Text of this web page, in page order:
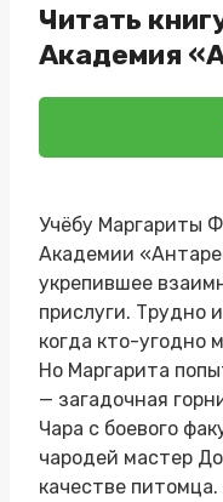
Читать
Академия
Учёбу Маргариты
Академии
укрепившее
прислуги. Трудно
когда кто-угодно
Но Маргарита
— загадочная
Чара с боевого
чародей мастер
качестве питомца.